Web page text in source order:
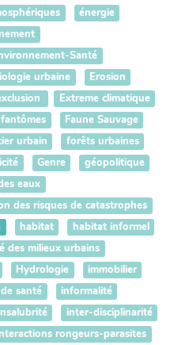
énergie
Santé
urbaine
Erosion
Extreme climatique
fantômes
Faune Sauvage
urbain
forêts urbaines
Genre
géopolitique
eaux
des risques de catastrophes
habitat
habitat informel
des milieux urbains
Hydrologie
immobilier
santé
informalité
inter-disciplinarité
rongeurs-parasites